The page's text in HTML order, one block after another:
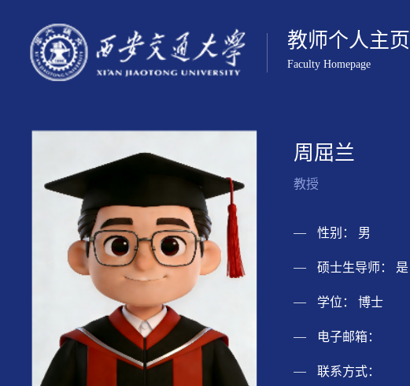
教师个人主页
Faculty Homepage
周屈兰
教授
性别： 男
硕士生导师： 是
学位： 博士
电子邮箱：
联系方式：